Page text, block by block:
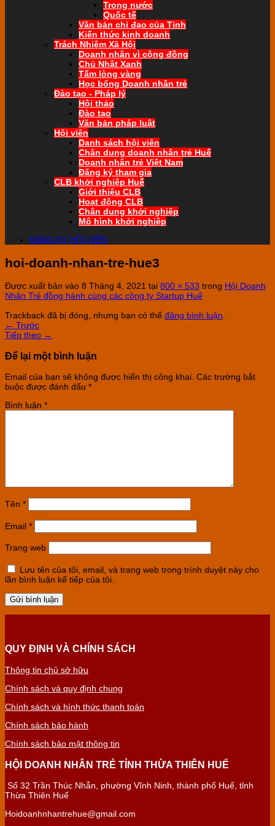
Trong nước
Quốc tế
Văn bản chỉ đạo của Tỉnh
Kiến thức kinh doanh
Trách Nhiệm Xã Hội
Doanh nhân vì cộng đồng
Chủ Nhật Xanh
Tấm lòng vàng
Học bổng Doanh nhân trẻ
Đào tạo - Pháp lý
Hội thảo
Đào tạo
Văn bản pháp luật
Hội viên
Danh sách hội viên
Chân dung doanh nhân trẻ Huế
Doanh nhân trẻ Việt Nam
Đăng ký tham gia
CLB khởi nghiệp Huế
Giới thiệu CLB
Hoạt động CLB
Chân dung khởi nghiệp
Mô hình khởi nghiệp
ĐĂNG KÝ HỘI VIÊN
hoi-doanh-nhan-tre-hue3
Được xuất bản vào 8 Tháng 4, 2021 tại 800 × 533 trong Hội Doanh
Nhân Trẻ đồng hành cùng các công ty Startup Huế
Trackback đã bị đóng, nhưng bạn có thể đăng bình luận.
← Trước
Tiếp theo →
Để lại một bình luận
Email của bạn sẽ không được hiển thị công khai. Các trường bắt
buộc được đánh dấu *
Bình luận *
Tên *
Email *
Trang web
Lưu tên của tôi, email, và trang web trong trình duyệt này cho
lần bình luận kế tiếp của tôi.
QUY ĐỊNH VÀ CHÍNH SÁCH
Thông tin chủ sở hữu
Chính sách và quy định chung
Chính sách và hình thức thanh toán
Chính sách bảo hành
Chính sách bảo mật thông tin
HỘI DOANH NHÂN TRẺ TỈNH THỪA THIÊN HUẾ
Số 32 Trần Thúc Nhẫn, phường Vĩnh Ninh, thành phố Huế, tỉnh
Thừa Thiên Huế
Hoidoanhnhantrehue@gmail.com